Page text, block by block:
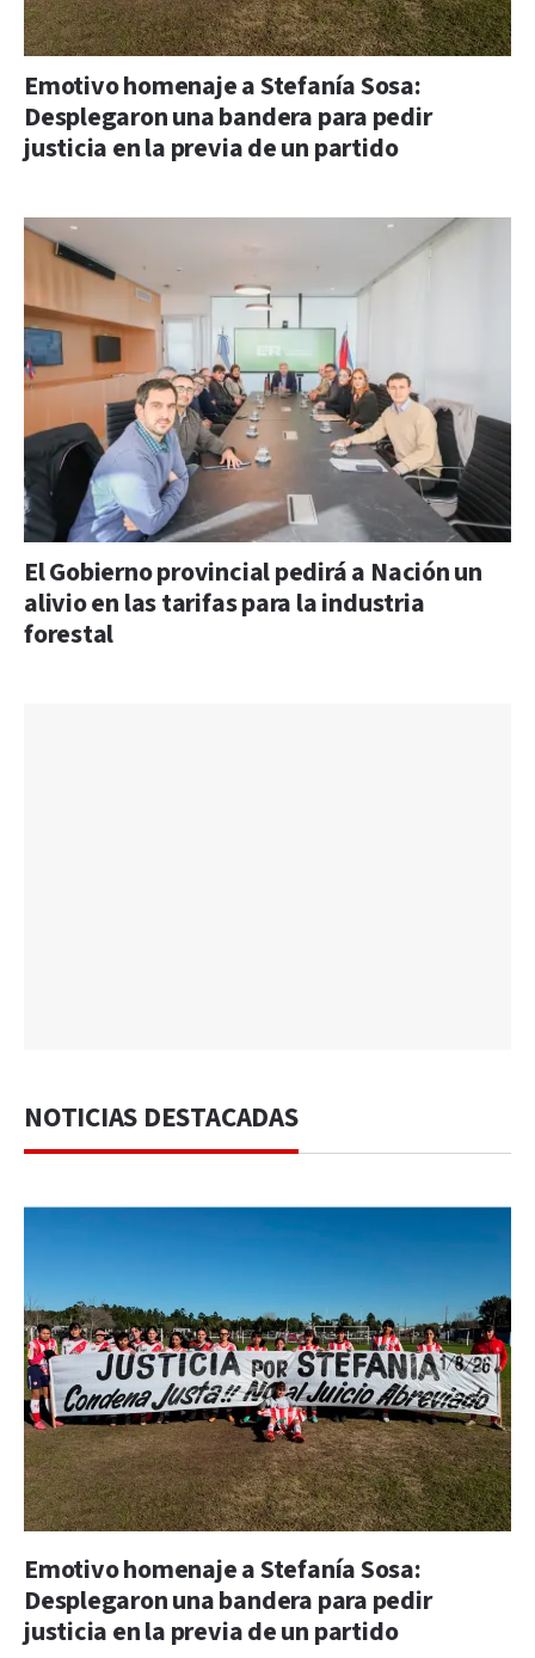
Emotivo homenaje a Stefanía Sosa:
Desplegaron una bandera para pedir
justicia en la previa de un partido
El Gobierno provincial pedirá a Nación un
alivio en las tarifas para la industria
forestal
NOTICIAS DESTACADAS
Emotivo homenaje a Stefanía Sosa:
Desplegaron una bandera para pedir
justicia en la previa de un partido